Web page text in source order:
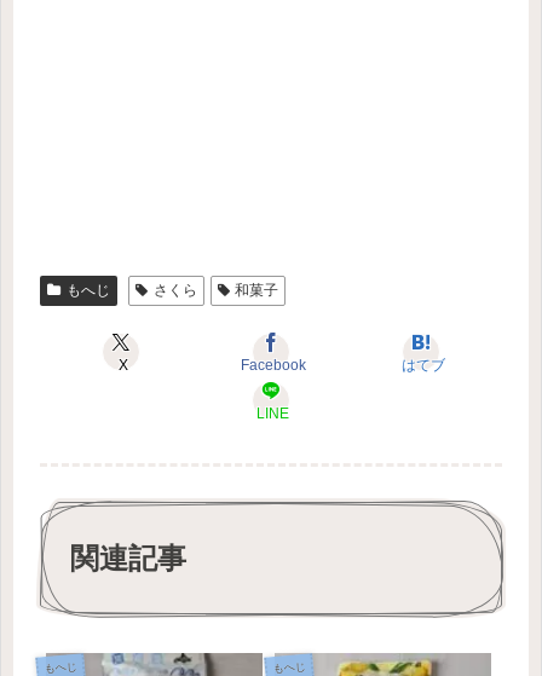
もへじ さくら 和菓子
X Facebook はてブ
LINE
関連記事
もへじ もへじ